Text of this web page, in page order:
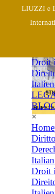
LIUZZI e
×
Droit
×
Droit